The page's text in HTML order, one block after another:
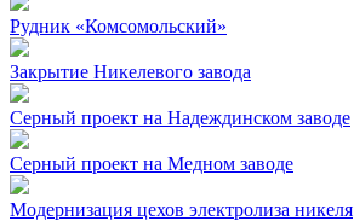
Рудник «Комсомольский»
Закрытие Никелевого завода
Серный проект на Надеждинском заводе
Серный проект на Медном заводе
Модернизация цехов электролиза никеля